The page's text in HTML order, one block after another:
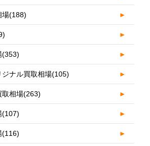
場(188) ►
►
(353) ►
ジナル買取相場(105) ►
取相場(263) ►
(107) ►
(116) ►